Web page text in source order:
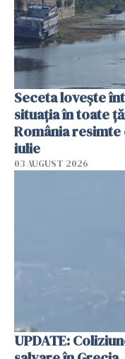
Seceta lovește
situația în toate
România
iulie
03 AUGUST 2026
UPDATE: